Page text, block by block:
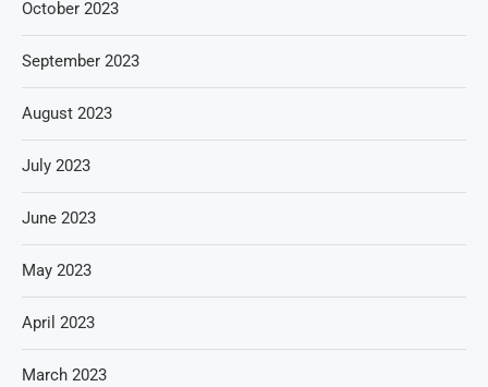
October 2023
September 2023
August 2023
July 2023
June 2023
May 2023
April 2023
March 2023